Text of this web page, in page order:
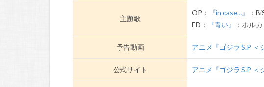
主題歌
OP： 『in case…』
：
ED：
『青い』 ：ポル
予告動画 アニメ『ゴジラ S.P
公式サイト アニメ『ゴジラ S.P ＜